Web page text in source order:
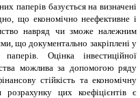
паперів базується на визначені
що економічно неефективне і
навряд чи зможе належним
що документально закріплені у
Оцінка інвестиційної
можлива за допомогою ряду
стійкість та економічну
цих коефіцієнтів є